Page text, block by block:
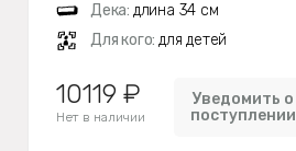
Дека: длина 34 см
Для кого: для детей
10119 ₽
Нет в наличии
Уведомить о
поступлении